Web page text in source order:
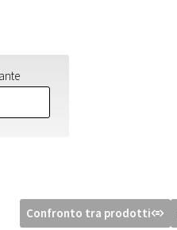
Confronto tra prodottir